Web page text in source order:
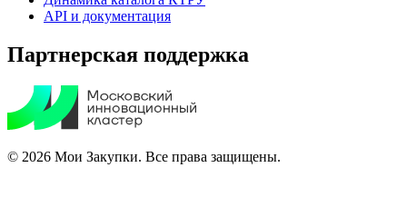
API и документация
Партнерская поддержка
© 2026 Мои Закупки. Все права защищены.